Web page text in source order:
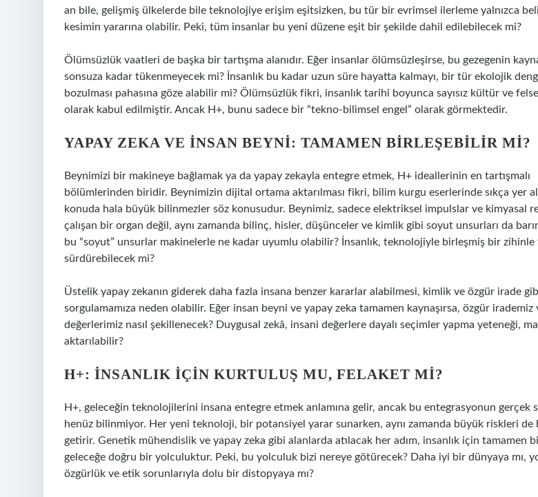
an bile, gelişmiş ülkelerde bile teknolojiye erişim eşitsizken, bu tür bir evrimsel ilerleme yalnızca
kesimin yararına olabilir. Peki, tüm insanlar bu yeni düzene eşit bir şekilde dahil edilebilecek mi?
Ölümsüzlük vaatleri de başka bir tartışma alanıdır. Eğer insanlar ölümsüzleşirse, bu gezegenin
sonsuza kadar tükenmeyecek mi? İnsanlık bu kadar uzun süre hayatta kalmayı, bir tür ekolojik
bozulması pahasına göze alabilir mi? Ölümsüzlük fikri, insanlık tarihi boyunca sayısız kültür ve
olarak kabul edilmiştir. Ancak H+, bunu sadece bir “tekno-bilimsel engel” olarak görmektedir.
YAPAY ZEKA VE İNSAN BEYNI: TAMAMEN BIRLEŞEBILIR MI?
Beynimizi bir makineye bağlamak ya da yapay zekayla entegre etmek, H+ ideallerinin en tartışmalı
bölümlerinden biridir. Beynimizin dijital ortama aktarılması fikri, bilim kurgu eserlerinde sıkça yer
konuda hala büyük bilinmezler söz konusudur. Beynimiz, sadece elektriksel impulslar ve kimyasal
çalışan bir organ değil, aynı zamanda bilinç, hisler, düşünceler ve kimlik gibi soyut unsurları da
bu “soyut” unsurlar makinelerle ne kadar uyumlu olabilir? İnsanlık, teknolojiyle birleşmiş bir zihinle
sürdürebilecek mi?
Üstelik yapay zekanın giderek daha fazla insana benzer kararlar alabilmesi, kimlik ve özgür irade
sorgulamamıza neden olabilir. Eğer insan beyni ve yapay zeka tamamen kaynaşırsa, özgür irademiz
değerlerimiz nasıl şekillenecek? Duygusal zekâ, insani değerlere dayalı seçimler yapma yeteneği,
aktarılabilir?
H+: İNSANLIK IÇIN KURTULUŞ MU, FELAKET MI?
H+, geleceğin teknolojilerini insana entegre etmek anlamına gelir, ancak bu entegrasyonun gerçek
henüz bilinmiyor. Her yeni teknoloji, bir potansiyel yarar sunarken, aynı zamanda büyük riskleri de
getirir. Genetik mühendislik ve yapay zeka gibi alanlarda atılacak her adım, insanlık için tamamen
geleceğe doğru bir yolculuktur. Peki, bu yolculuk bizi nereye götürecek? Daha iyi bir dünyaya mı,
özgürlük ve etik sorunlarıyla dolu bir distopyaya mı?